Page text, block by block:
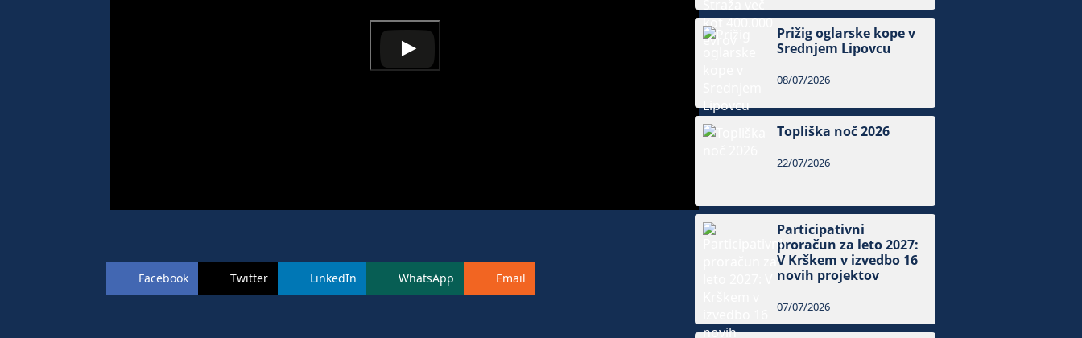
Facebook Twitter LinkedIn WhatsApp Email
Prižig oglarske kope v
Srednjem Lipovcu
08/07/2026
Topliška noč 2026
22/07/2026
Participativni
proračun za leto 2027:
V Krškem v izvedbo 16
novih projektov
07/07/2026